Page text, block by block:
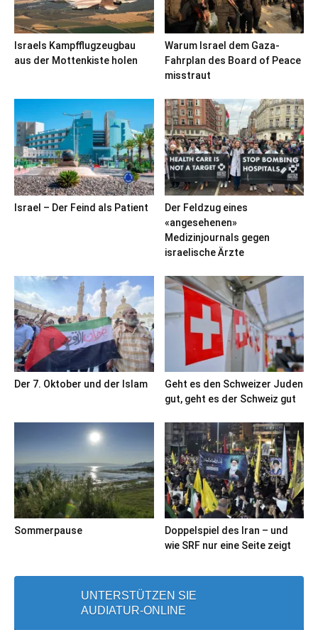
Israels Kampfflugzeugbau
aus der Mottenkiste holen
Warum Israel dem Gaza-
Fahrplan des Board of Peace
misstraut
Israel – Der Feind als Patient
Der Feldzug eines
«angesehenen»
Medizinjournals gegen
israelische Ärzte
Der 7. Oktober und der Islam
Geht es den Schweizer Juden
gut, geht es der Schweiz gut
Sommerpause
Doppelspiel des Iran – und
wie SRF nur eine Seite zeigt
UNTERSTÜTZEN SIE
AUDIATUR-ONLINE